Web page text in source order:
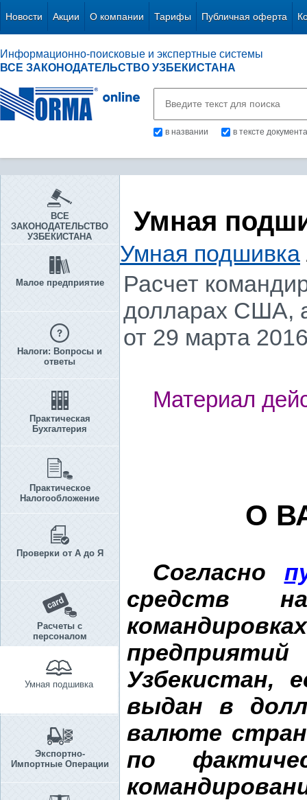
Новости Акции О компании Тарифы Публичная оферта
Информационно-поисковые и экспертные системы
ВСЕ ЗАКОНОДАТЕЛЬСТВО УЗБЕКИСТАНА
в названии в тексте документа
ВСЕ
ЗАКОНОДАТЕЛЬСТВО
УЗБЕКИСТАНА
Малое предприятие
Налоги: Вопросы и
ответы
Практическая
Бухгалтерия
Практическое
Налогообложение
Проверки от А до Я
Расчеты с
персоналом
Умная подшивка
Экспортно-
Импортные Операции
Умная
Умная подшивка
Расчет
долларах США,
от 29 марта
Материал
О
Согласно
средств
предприятий
Узбекистан,
выдан в
валюте
по